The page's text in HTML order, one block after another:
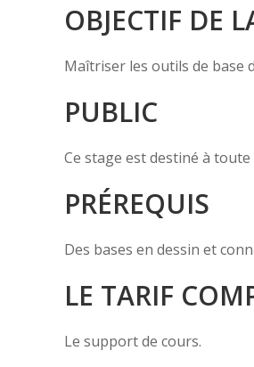
OBJECTIF DE
Maîtriser les outils de base
PUBLIC
Ce stage est destiné à
PRÉREQUIS
Des bases en dessin et
LE TARIF
Le support de cours.